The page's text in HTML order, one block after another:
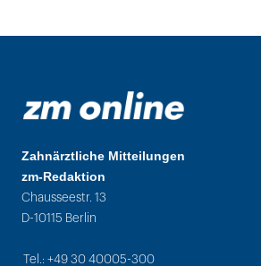
Zahnärztliche Mitteilungen
zm-Redaktion
Chausseestr. 13
D-10115 Berlin
Tel.: +49 30 40005-300